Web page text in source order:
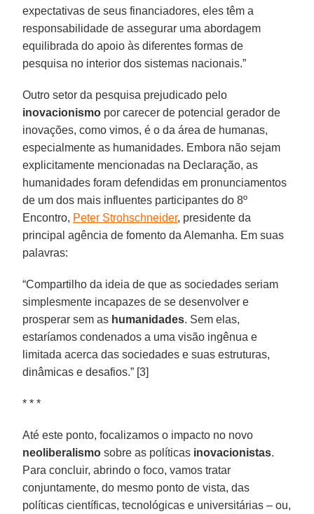
expectativas de seus financiadores, eles têm a
responsabilidade de assegurar uma abordagem
equilibrada do apoio às diferentes formas de
pesquisa no interior dos sistemas nacionais.”
Outro setor da pesquisa prejudicado pelo
inovacionismo por carecer de potencial gerador de
inovações, como vimos, é o da área de humanas,
especialmente as humanidades. Embora não sejam
explicitamente mencionadas na Declaração, as
humanidades foram defendidas em pronunciamentos
de um dos mais influentes participantes do 8º
Encontro, Peter Strohschneider, presidente da
principal agência de fomento da Alemanha. Em suas
palavras:
“Compartilho da ideia de que as sociedades seriam
simplesmente incapazes de se desenvolver e
prosperar sem as humanidades. Sem elas,
estaríamos condenados a uma visão ingênua e
limitada acerca das sociedades e suas estruturas,
dinâmicas e desafios.” [3]
* * *
Até este ponto, focalizamos o impacto no novo
neoliberalismo sobre as políticas inovacionistas.
Para concluir, abrindo o foco, vamos tratar
conjuntamente, do mesmo ponto de vista, das
políticas científicas, tecnológicas e universitárias – ou,